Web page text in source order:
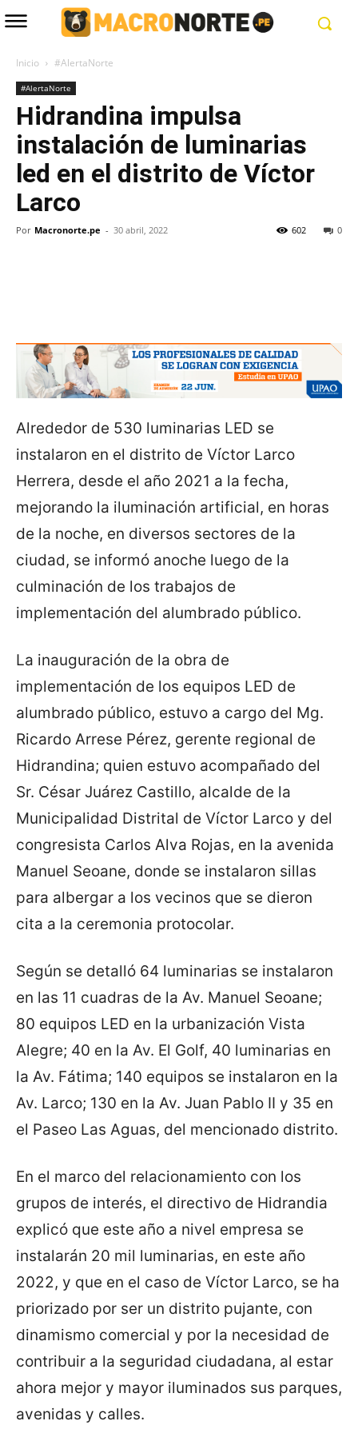
Inicio #AlertaNorte
#AlertaNorte
Hidrandina impulsa
instalación de luminarias
led en el distrito de Víctor
Larco
Por Macronorte.pe - 30 abril, 2022 0
602
Alrededor de 530 luminarias LED se
instalaron en el distrito de Víctor Larco
Herrera, desde el año 2021 a la fecha,
mejorando la iluminación artificial, en horas
de la noche, en diversos sectores de la
ciudad, se informó anoche luego de la
culminación de los trabajos de
implementación del alumbrado público.
La inauguración de la obra de
implementación de los equipos LED de
alumbrado público, estuvo a cargo del Mg.
Ricardo Arrese Pérez, gerente regional de
Hidrandina; quien estuvo acompañado del
Sr. César Juárez Castillo, alcalde de la
Municipalidad Distrital de Víctor Larco y del
congresista Carlos Alva Rojas, en la avenida
Manuel Seoane, donde se instalaron sillas
para albergar a los vecinos que se dieron
cita a la ceremonia protocolar.
Según se detalló 64 luminarias se instalaron
en las 11 cuadras de la Av. Manuel Seoane;
80 equipos LED en la urbanización Vista
Alegre; 40 en la Av. El Golf, 40 luminarias en
la Av. Fátima; 140 equipos se instalaron en la
Av. Larco; 130 en la Av. Juan Pablo II y 35 en
el Paseo Las Aguas, del mencionado distrito.
En el marco del relacionamiento con los
grupos de interés, el directivo de Hidrandia
explicó que este año a nivel empresa se
instalarán 20 mil luminarias, en este año
2022, y que en el caso de Víctor Larco, se ha
priorizado por ser un distrito pujante, con
dinamismo comercial y por la necesidad de
contribuir a la seguridad ciudadana, al estar
ahora mejor y mayor iluminados sus parques,
avenidas y calles.